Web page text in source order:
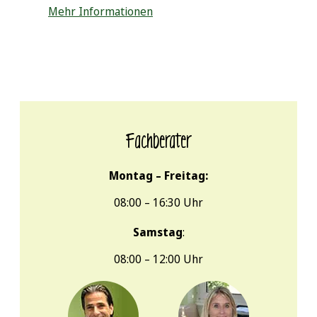
Mehr Informationen
Fachberater
Montag – Freitag:
08:00 – 16:30 Uhr
Samstag:
08:00 – 12:00 Uhr